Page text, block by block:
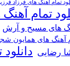
تمام آهنگ های فرزاد
تمام
های مسیح و آرش
آهنگ های همایون
رضایی